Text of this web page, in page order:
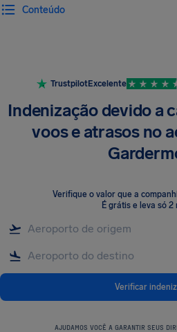
Conteúdo
TrustpilotExcelente
Indenização devido a
voos e atrasos no
Verifique o valor que a
É grátis e leva só 2
Verificar
AJUDAMOS VOCÊ A GARANTIR SEUS